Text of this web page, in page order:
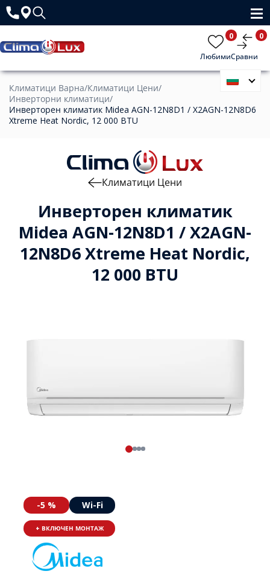
Любими
0
Сравни
0
Климатици Варна/Климатици Цени/
Инверторни климатици/
Инверторен климатик Midea AGN-12N8D1 / X2AGN-12N8D6
Xtreme Heat Nordic, 12 000 BTU
Инверторен климатик
Midea AGN-12N8D1 / X2AGN-
12N8D6 Xtreme Heat Nordic,
12 000 BTU
Климатици Цени
-5 % Wi-Fi
+ ВКЛЮЧЕН МОНТАЖ